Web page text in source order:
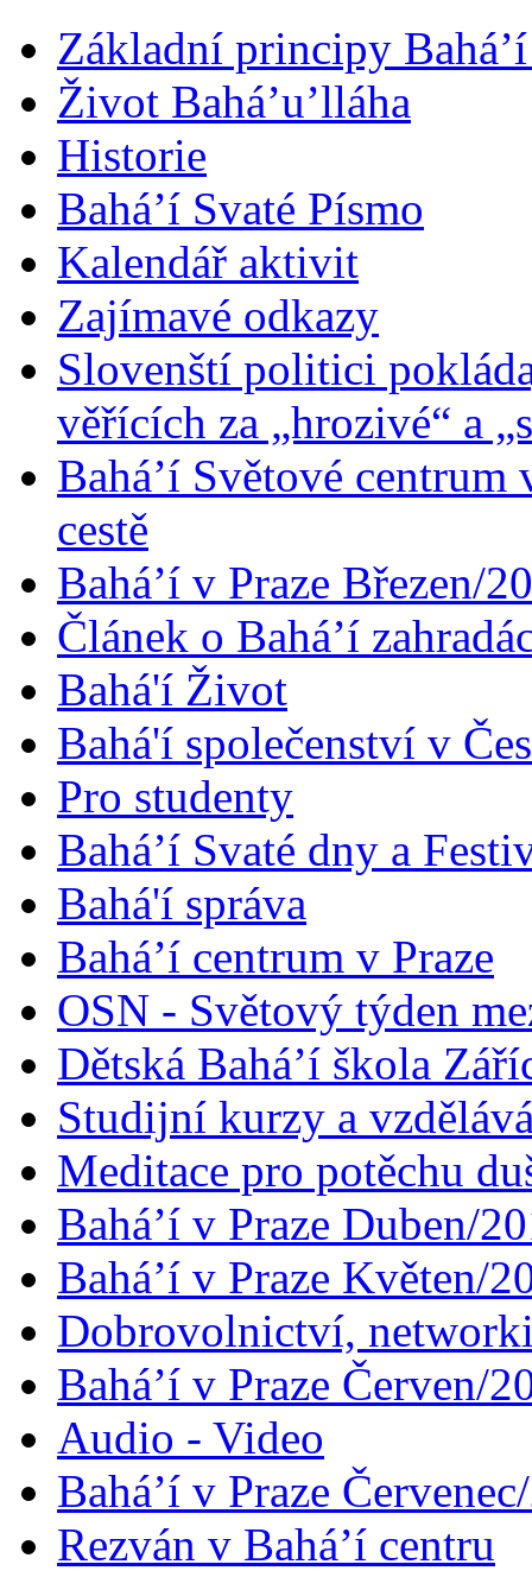
Základní principy
Život Bahá’u’lláha
Historie
Bahá’í Svaté Písmo
Kalendář aktivit
Zajímavé odkazy
Slovenští politici
věřících za „hrozivé“ a
Bahá’í Světové
cestě
Bahá’í v Praze Březen/
Článek o Bahá’í
Bahá'í Život
Bahá'í společenství v
Pro studenty
Bahá’í Svaté dny a
Bahá'í správa
Bahá’í centrum v Praze
OSN - Světový týden
Dětská Bahá’í škola
Studijní kurzy a
Meditace pro potěchu
Bahá’í v Praze Duben/
Bahá’í v Praze Květen/
Dobrovolnictví,
Bahá’í v Praze Červen/
Audio - Video
Bahá’í v Praze
Rezván v Bahá’í centru